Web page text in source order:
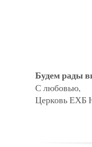
Будем рады
С любовью,
Церковь ЕХБ